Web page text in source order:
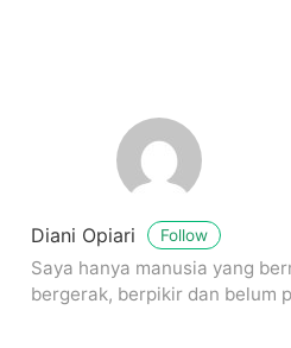
Diani Opiari Follow
Saya hanya manusia yang
bergerak, berpikir dan belum